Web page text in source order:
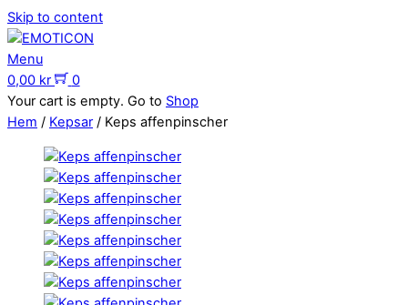
Skip to content
Menu
0,00 kr
0
Your cart is empty. Go to Shop
Hem / Kepsar / Keps affenpinscher